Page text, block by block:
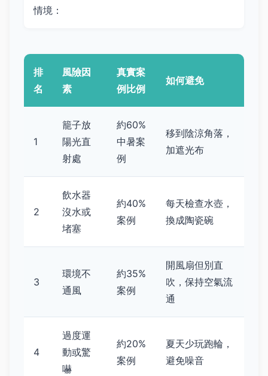
情境：
排
名
風險因
素
真實案
例比例
如何避免
1
籠子放
陽光直
射處
約60%
中暑案
例
移到陰涼角落，
加遮光布
2
飲水器
沒水或
堵塞
約40%
案例
每天檢查水壺，
換成陶瓷碗
3
環境不
通風
約35%
案例
開風扇但別直
吹，保持空氣流
通
4
過度運
動或驚
嚇
約20%
案例
夏天少玩跑輪，
避免噪音